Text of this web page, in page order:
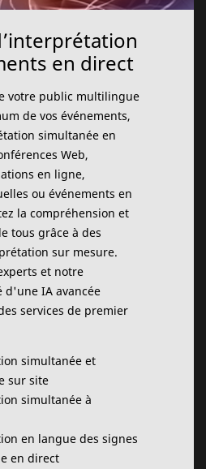
en direct
votre public multilingue
de vos événements,
simultanée en
Web,
en ligne,
ou événements en
la compréhension et
tous grâce à des
sur mesure.
et notre
IA avancée
services de premier
simultanée et
sur site
simultanée à
en langue des signes
en direct